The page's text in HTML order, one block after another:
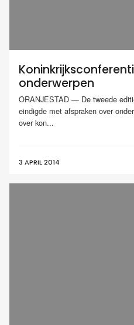
onderwerpen
ORANJESTAD — De tweede
eindigde met afspraken over
over kon...
3 APRIL 2014